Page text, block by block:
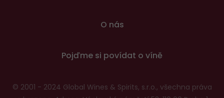
O nás
Pojďme si povídat o víně
© 2001 - 2024 Global Wines & Spirits, s.r.o., všechna práva